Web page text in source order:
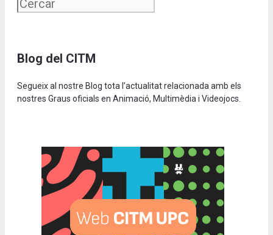
Blog del CITM
Segueix al nostre Blog tota l’actualitat relacionada amb els
nostres Graus oficials en Animació, Multimèdia i Videojocs.